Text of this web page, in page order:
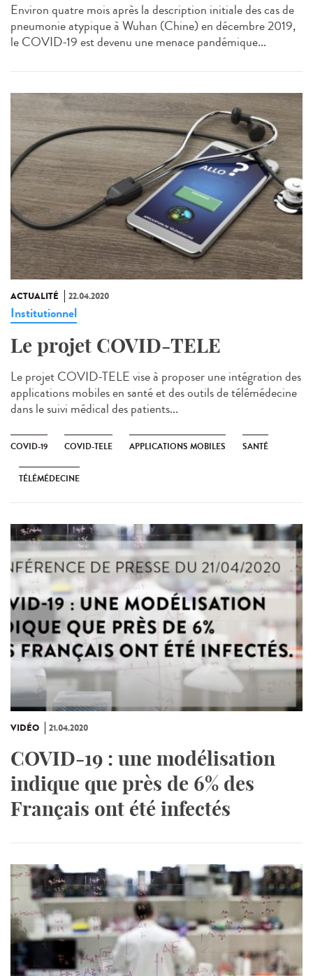
Environ quatre mois après la description initiale des cas de
pneumonie atypique à Wuhan (Chine) en décembre 2019,
le COVID-19 est devenu une menace pandémique...
ACTUALITÉ 22.04.2020
Institutionnel
Le projet COVID-TELE
Le projet COVID-TELE vise à proposer une intégration des
applications mobiles en santé et des outils de télémédecine
dans le suivi médical des patients...
COVID-19 COVID-TELE APPLICATIONS MOBILES SANTÉ
TÉLÉMÉDECINE
VIDÉO 21.04.2020
COVID-19 : une modélisation
indique que près de 6% des
Français ont été infectés